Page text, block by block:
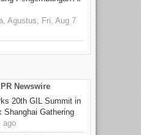
Agustus, Fri, Aug 7
Newswire
20th GIL Summit in
Shanghai Gathering
ago